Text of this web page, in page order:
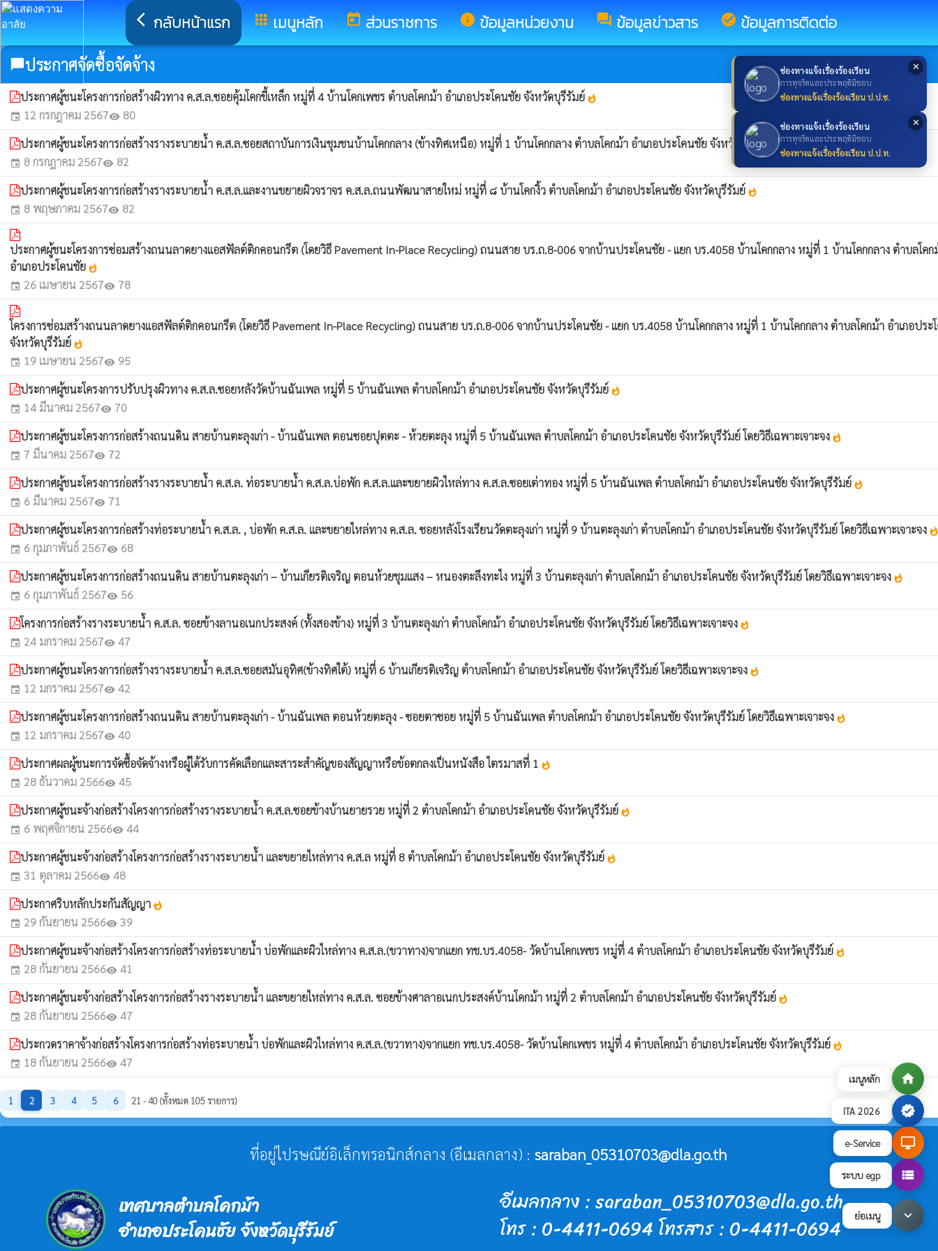
เมนูหลัก home
ITA 2026 verified
e-Service desktop_windows
ระบบ egp view_list
ย่อเมนู keyboard_arrow_down
✕
ช่องทางแจ้งเรื่องร้องเรียน
การทุจริตและประพฤติมิชอบ
ช่องทางแจ้งเรื่องร้องเรียน ป.ป.ช.
✕
ช่องทางแจ้งเรื่องร้องเรียน
การทุจริตและประพฤติมิชอบ
ช่องทางแจ้งเรื่องร้องเรียน ป.ป.ท.
arrow_back_ios กลับหน้าแรก apps เมนูหลัก today ส่วนราชการ info ข้อมูลหน่วยงาน forum ข้อมูลข่าวสาร check_circle ข้อมูลการติดต่อ
chat_bubbleประกาศจัดซื้อจัดจ้าง
ประกาศผู้ชนะโครงการก่อสร้างผิวทาง ค.ส.ล.ซอยคุ้มโคกขี้เหล็ก หมู่ที่ 4 บ้านโคกเพชร ตำบลโคกม้า อำเภอประโคนชัย จังหวัดบุรีรัมย์ whatshot
event 12 กรกฎาคม 2567visibility 80
ประกาศผู้ชนะโครงการก่อสร้างรางระบายน้ำ ค.ส.ล.ซอยสถาบันการเงินชุมชนบ้านโคกกลาง (ข้างทิศเหนือ) หมู่ที่ 1 บ้านโคกกลาง ตำบลโคกม้า อำเภอประโคนชัย จังหวัดบุรีรัมย์
whatshot
event 8 กรกฎาคม 2567visibility 82
ประกาศผู้ชนะโครงการก่อสร้างรางระบายน้ำ ค.ส.ล.และงานขยายผิวจราจร ค.ส.ล.ถนนพัฒนาสายใหม่ หมู่ที่ ๘ บ้านโคกงิ้ว ตำบลโคกม้า อำเภอประโคนชัย จังหวัดบุรีรัมย์ whatshot
event 8 พฤษภาคม 2567visibility 82
ประกาศผู้ชนะโครงการซ่อมสร้างถนนลาดยางแอสฟัลต์ติกคอนกรีต (โดยวิธี Pavement In-Place Recycling) ถนนสาย บร.ถ.8-006 จากบ้านประโคนชัย - แยก บร.4058 บ้านโคกกลาง หมู่ที่ 1 บ้านโคกกลาง ตำบลโคก
อำเภอประโคนชัย whatshot
event 26 เมษายน 2567visibility 78
โครงการซ่อมสร้างถนนลาดยางแอสฟัลต์ติกคอนกรีต (โดยวิธี Pavement In-Place Recycling) ถนนสาย บร.ถ.8-006 จากบ้านประโคนชัย - แยก บร.4058 บ้านโคกกลาง หมู่ที่ 1 บ้านโคกกลาง ตำบลโคกม้า อำเภอประ
จังหวัดบุรีรัมย์ whatshot
event 19 เมษายน 2567visibility 95
ประกาศผู้ชนะโครงการปรับปรุงผิวทาง ค.ส.ล.ซอยหลังวัดบ้านฉันเพล หมู่ที่ 5 บ้านฉันเพล ตำบลโคกม้า อำเภอประโคนชัย จังหวัดบุรีรัมย์ whatshot
event 14 มีนาคม 2567visibility 70
ประกาศผู้ชนะโครงการก่อสร้างถนนดิน สายบ้านตะลุงเก่า - บ้านฉันเพล ตอนซอยปุตตะ - ห้วยตะลุง หมู่ที่ 5 บ้านฉันเพล ตำบลโคกม้า อำเภอประโคนชัย จังหวัดบุรีรัมย์ โดยวิธีเฉพาะเจาะจง whatshot
event 7 มีนาคม 2567visibility 72
ประกาศผู้ชนะโครงการก่อสร้างรางระบายน้ำ ค.ส.ล. ท่อระบายน้ำ ค.ส.ล.บ่อพัก ค.ส.ล.และขยายผิวไหล่ทาง ค.ส.ล.ซอยเต่าทอง หมู่ที่ 5 บ้านฉันเพล ตำบลโคกม้า อำเภอประโคนชัย จังหวัดบุรีรัมย์ whatshot
event 6 มีนาคม 2567visibility 71
ประกาศผู้ชนะโครงการก่อสร้างท่อระบายน้ำ ค.ส.ล. , บ่อพัก ค.ส.ล. และขยายไหล่ทาง ค.ส.ล. ซอยหลังโรงเรียนวัดตะลุงเก่า หมู่ที่ 9 บ้านตะลุงเก่า ตำบลโคกม้า อำเภอประโคนชัย จังหวัดบุรีรัมย์ โดยวิธีเฉพาะเจาะจง
event 6 กุมภาพันธ์ 2567visibility 68
ประกาศผู้ชนะโครงการก่อสร้างถนนดิน สายบ้านตะลุงเก่า – บ้านเกียรติเจริญ ตอนห้วยชุมแสง – หนองตะลึงทะไง หมู่ที่ 3 บ้านตะลุงเก่า ตำบลโคกม้า อำเภอประโคนชัย จังหวัดบุรีรัมย์ โดยวิธีเฉพาะเจาะจง whatshot
event 6 กุมภาพันธ์ 2567visibility 56
โครงการก่อสร้างรางระบายน้ำ ค.ส.ล. ซอยข้างลานอเนกประสงค์ (ทั้งสองข้าง) หมู่ที่ 3 บ้านตะลุงเก่า ตำบลโคกม้า อำเภอประโคนชัย จังหวัดบุรีรัมย์ โดยวิธีเฉพาะเจาะจง whatshot
event 24 มกราคม 2567visibility 47
ประกาศผู้ชนะโครงการก่อสร้างรางระบายน้ำ ค.ส.ล.ซอยสมันอุทิศ(ข้างทิศใต้) หมู่ที่ 6 บ้านเกียรติเจริญ ตำบลโคกม้า อำเภอประโคนชัย จังหวัดบุรีรัมย์ โดยวิธีเฉพาะเจาะจง whatshot
event 12 มกราคม 2567visibility 42
ประกาศผู้ชนะโครงการก่อสร้างถนนดิน สายบ้านตะลุงเก่า - บ้านฉันเพล ตอนห้วยตะลุง - ซอยตาซอย หมู่ที่ 5 บ้านฉันเพล ตำบลโคกม้า อำเภอประโคนชัย จังหวัดบุรีรัมย์ โดยวิธีเฉพาะเจาะจง whatshot
event 12 มกราคม 2567visibility 40
ประกาศผลผู้ชนะการจัดซื้อจัดจ้างหรือผู้ได้รับการคัดเลือกและสาระสำคัญของสัญญาหรือข้อตกลงเป็นหนังสือ ไตรมาสที่ 1 whatshot
event 28 ธันวาคม 2566visibility 45
ประกาศผู้ชนะจ้างก่อสร้างโครงการก่อสร้างรางระบายน้ำ ค.ส.ล.ซอยข้างบ้านยายรวย หมู่ที่ 2 ตำบลโคกม้า อำเภอประโคนชัย จังหวัดบุรีรัมย์ whatshot
event 6 พฤศจิกายน 2566visibility 44
ประกาศผู้ชนะจ้างก่อสร้างโครงการก่อสร้างรางระบายน้ำ และขยายไหล่ทาง ค.ส.ล หมู่ที่ 8 ตำบลโคกม้า อำเภอประโคนชัย จังหวัดบุรีรัมย์ whatshot
event 31 ตุลาคม 2566visibility 48
ประกาศริบหลักประกันสัญญา whatshot
event 29 กันยายน 2566visibility 39
ประกาศผู้ชนะจ้างก่อสร้างโครงการก่อสร้างท่อระบายน้ำ บ่อพักและผิวไหล่ทาง ค.ส.ล.(ขวาทาง)จากแยก ทช.บร.4058- วัดบ้านโคกเพชร หมู่ที่ 4 ตำบลโคกม้า อำเภอประโคนชัย จังหวัดบุรีรัมย์ whatshot
event 28 กันยายน 2566visibility 41
ประกาศผู้ชนะจ้างก่อสร้างโครงการก่อสร้างรางระบายน้ำ และขยายไหล่ทาง ค.ส.ล. ซอยข้างศาลาอเนกประสงค์บ้านโคกม้า หมู่ที่ 2 ตำบลโคกม้า อำเภอประโคนชัย จังหวัดบุรีรัมย์ whatshot
event 28 กันยายน 2566visibility 47
ประกวดราคาจ้างก่อสร้างโครงการก่อสร้างท่อระบายน้ำ บ่อพักและผิวไหล่ทาง ค.ส.ล.(ขวาทาง)จากแยก ทช.บร.4058- วัดบ้านโคกเพชร หมู่ที่ 4 ตำบลโคกม้า อำเภอประโคนชัย จังหวัดบุรีรัมย์ whatshot
event 18 กันยายน 2566visibility 47
1 2 3 4 5 6 21 - 40 (ทั้งหมด 105 รายการ)
ที่อยู่ไปรษณีย์อิเล็กทรอนิกส์กลาง (อีเมลกลาง) : saraban_05310703@dla.go.th
เทศบาลตำบลโคกม้า
อำเภอประโคนชัย จังหวัดบุรีรัมย์
อีเมลกลาง : saraban_05310703@dla.go.th
โทร : 0-4411-0694 โทรสาร : 0-4411-0694